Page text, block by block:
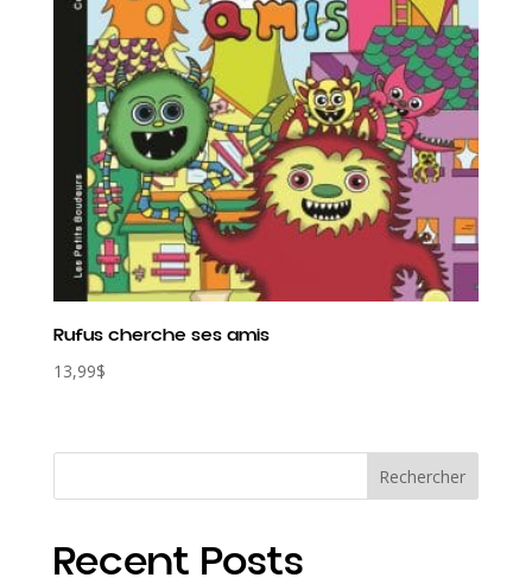
Rufus cherche ses amis
13,99$
Rechercher
Recent Posts